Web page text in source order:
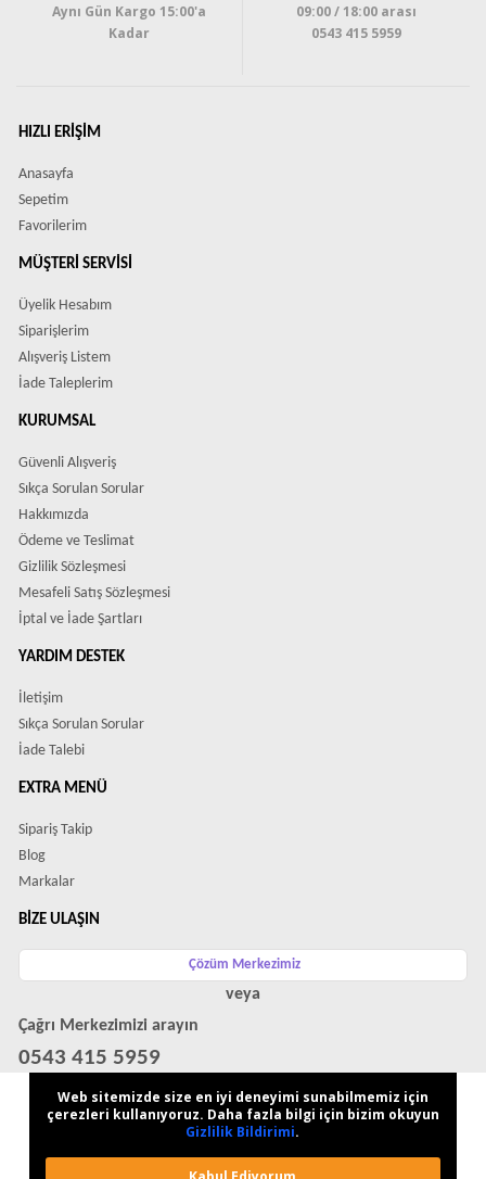
Aynı Gün Kargo 15:00'a
Kadar
09:00 / 18:00 arası
0543 415 5959
HIZLI ERIŞIM
Anasayfa
Sepetim
Favorilerim
MÜŞTERI SERVISI
Üyelik Hesabım
Siparişlerim
Alışveriş Listem
İade Taleplerim
KURUMSAL
Güvenli Alışveriş
Sıkça Sorulan Sorular
Hakkımızda
Ödeme ve Teslimat
Gizlilik Sözleşmesi
Mesafeli Satış Sözleşmesi
İptal ve İade Şartları
YARDIM DESTEK
İletişim
Sıkça Sorulan Sorular
İade Talebi
EXTRA MENÜ
Sipariş Takip
Blog
Markalar
BIZE ULAŞIN
Çözüm Merkezimiz
veya
Çağrı Merkezimizi arayın
0543 415 5959
WhatsApp Destek Hattı
Web sitemizde size en iyi deneyimi sunabilmemiz için
çerezleri kullanıyoruz. Daha fazla bilgi için bizim okuyun
Gizlilik Bildirimi.